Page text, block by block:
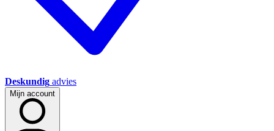
Deskundig advies
Mijn account